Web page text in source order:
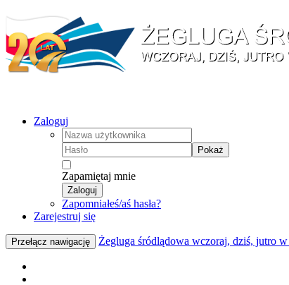
Zaloguj
Pokaż
Zapamiętaj mnie
Zaloguj
Zapomniałeś/aś hasła?
Zarejestruj się
Przełącz nawigację Żegluga śródlądowa wczoraj, dziś, jutro